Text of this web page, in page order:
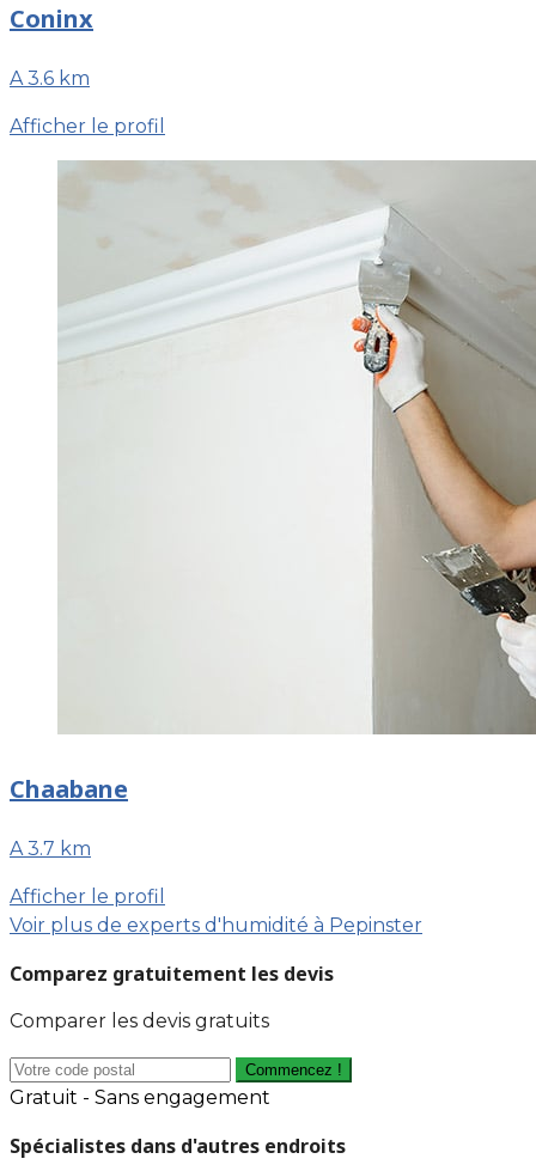
Coninx
A 3.6 km
Afficher le profil
Chaabane
A 3.7 km
Afficher le profil
Voir plus de experts d'humidité à Pepinster
Comparez gratuitement les devis
Comparer les devis gratuits
Commencez !
Gratuit - Sans engagement
Spécialistes dans d'autres endroits